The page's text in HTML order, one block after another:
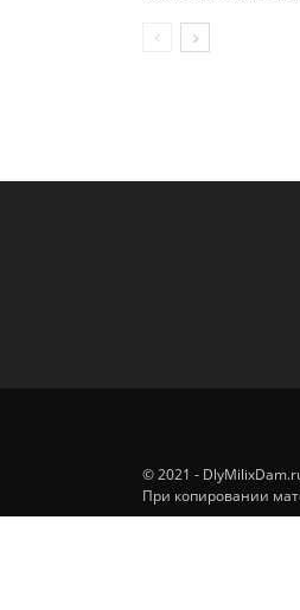
© 2021 -
При копировании